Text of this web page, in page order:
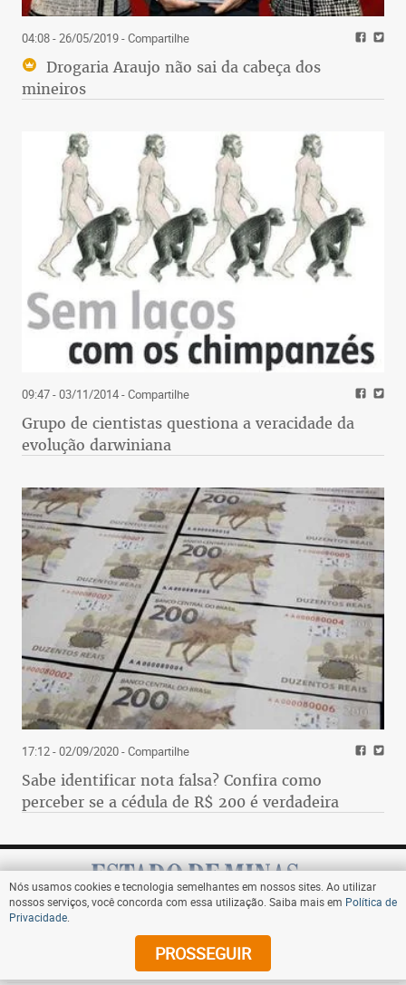
04:08 - 26/05/2019- Compartilhe
Drogaria Araujo não sai da cabeça dos
mineiros
09:47 - 03/11/2014- Compartilhe
Grupo de cientistas questiona a veracidade da
evolução darwiniana
17:12 - 02/09/2020- Compartilhe
Sabe identificar nota falsa? Confira como
perceber se a cédula de R$ 200 é verdadeira
Assine
Nós usamos cookies e tecnologia semelhantes em nossos sites. Ao utilizar
nossos serviços, você concorda com essa utilização. Saiba mais em Política de
Privacidade
PROSSEGUIR